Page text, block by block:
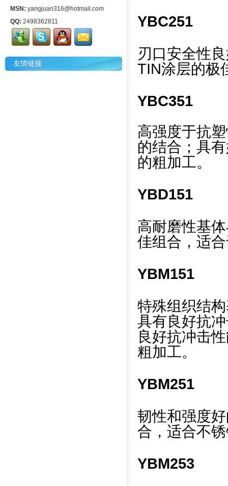
MSN: yangjuan316@hotmail.com
QQ: 2498362811
友情链接
YBC251
刃口安全性
TIN涂层的极
YBC351
高强度于抗
的结合；具
的粗加工。
YBD151
高耐磨性基
佳组合，适
YBM151
特殊组织结
具有良好抗
良好抗冲击
粗加工。
YBM251
韧性和强度
合，适合不
YBM253